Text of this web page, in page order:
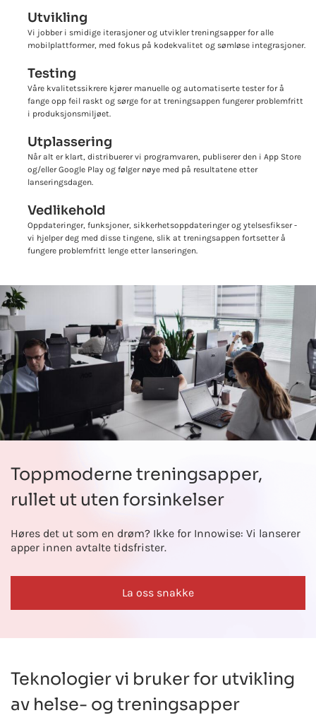
Utvikling
Vi jobber i smidige iterasjoner og utvikler treningsapper for alle
mobilplattformer, med fokus på kodekvalitet og sømløse integrasjoner.
Testing
Våre kvalitetssikrere kjører manuelle og automatiserte tester for å
fange opp feil raskt og sørge for at treningsappen fungerer problemfritt
i produksjonsmiljøet.
Utplassering
Når alt er klart, distribuerer vi programvaren, publiserer den i App Store
og/eller Google Play og følger nøye med på resultatene etter
lanseringsdagen.
Vedlikehold
Oppdateringer, funksjoner, sikkerhetsoppdateringer og ytelsesfikser -
vi hjelper deg med disse tingene, slik at treningsappen fortsetter å
fungere problemfritt lenge etter lanseringen.
Toppmoderne treningsapper,
rullet ut uten forsinkelser
Høres det ut som en drøm? Ikke for Innowise: Vi lanserer
apper innen avtalte tidsfrister.
La oss snakke
Teknologier vi bruker for utvikling
av helse- og treningsapper